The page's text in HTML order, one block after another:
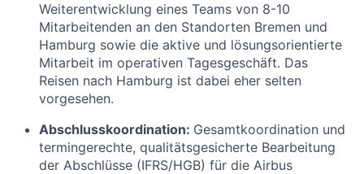
Weiterentwicklung eines Teams von 8-10
Mitarbeitenden an den Standorten Bremen und
Hamburg sowie die aktive und lösungsorientierte
Mitarbeit im operativen Tagesgeschäft. Das
Reisen nach Hamburg ist dabei eher selten
vorgesehen.
Abschlusskoordination: Gesamtkoordination und
termingerechte, qualitätsgesicherte Bearbeitung
der Abschlüsse (IFRS/HGB) für die Airbus